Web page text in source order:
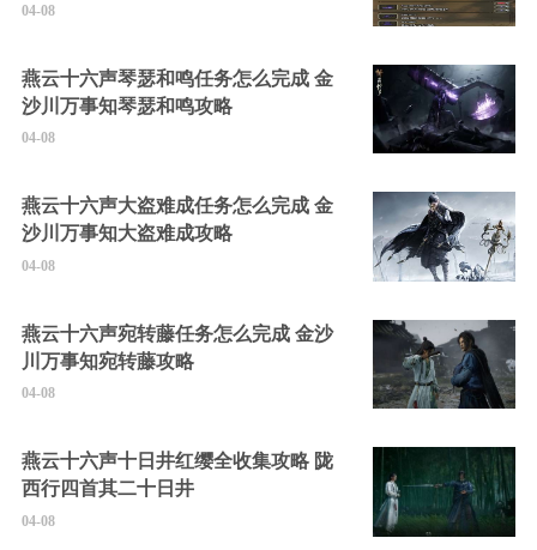
04-08
燕云十六声琴瑟和鸣任务怎么完成 金
沙川万事知琴瑟和鸣攻略
04-08
燕云十六声大盗难成任务怎么完成 金
沙川万事知大盗难成攻略
04-08
燕云十六声宛转藤任务怎么完成 金沙
川万事知宛转藤攻略
04-08
燕云十六声十日井红缨全收集攻略 陇
西行四首其二十日井
04-08